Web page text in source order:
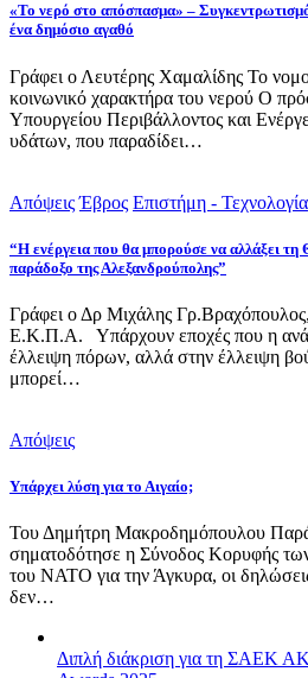
«Το νερό στο απόσπασμα» –
ένα δημόσιο αγαθό
Γράφει ο Λευτέρης Χαμαλίδης Το
κοινωνικό χαρακτήρα του νερού Ο
Υπουργείου Περιβάλλοντος και
υδάτων, που παραδίδει…
Απόψεις Έβρος Επιστήμη - Τεχνολογία
“Η ενέργεια που θα μπορούσε να αλλάξει τη
παράδοξο της Αλεξανδρούπολης”
Γράφει ο Δρ Μιχάλης
Ε.Κ.Π.Α. Υπάρχουν εποχές που η
έλλειψη πόρων, αλλά στην έλλειψη
μπορεί…
Απόψεις
Υπάρχει λύση για το Αιγαίο;
Του Δημήτρη Μακροδημόπουλου Παρά
σηματοδότησε η Σύνοδος Κορυφής
του ΝΑΤΟ για την Άγκυρα, οι
δεν…
Διπλή διάκριση για τη ΣΑΕΚ